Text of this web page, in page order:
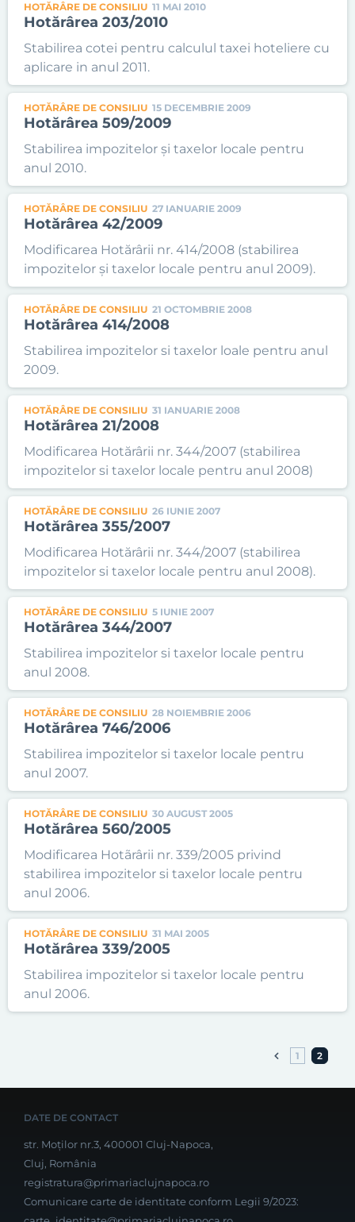
HOTĂRÂRE DE CONSILIU 11 MAI 2010
Hotărârea 203/2010
Stabilirea cotei pentru calculul taxei hoteliere cu
aplicare in anul 2011.
HOTĂRÂRE DE CONSILIU 15 DECEMBRIE 2009
Hotărârea 509/2009
Stabilirea impozitelor şi taxelor locale pentru
anul 2010.
HOTĂRÂRE DE CONSILIU 27 IANUARIE 2009
Hotărârea 42/2009
Modificarea Hotărârii nr. 414/2008 (stabilirea
impozitelor şi taxelor locale pentru anul 2009).
HOTĂRÂRE DE CONSILIU 21 OCTOMBRIE 2008
Hotărârea 414/2008
Stabilirea impozitelor si taxelor loale pentru anul
2009.
HOTĂRÂRE DE CONSILIU 31 IANUARIE 2008
Hotărârea 21/2008
Modificarea Hotărârii nr. 344/2007 (stabilirea
impozitelor si taxelor locale pentru anul 2008)
HOTĂRÂRE DE CONSILIU 26 IUNIE 2007
Hotărârea 355/2007
Modificarea Hotărârii nr. 344/2007 (stabilirea
impozitelor si taxelor locale pentru anul 2008).
HOTĂRÂRE DE CONSILIU 5 IUNIE 2007
Hotărârea 344/2007
Stabilirea impozitelor si taxelor locale pentru
anul 2008.
HOTĂRÂRE DE CONSILIU 28 NOIEMBRIE 2006
Hotărârea 746/2006
Stabilirea impozitelor si taxelor locale pentru
anul 2007.
HOTĂRÂRE DE CONSILIU 30 AUGUST 2005
Hotărârea 560/2005
Modificarea Hotãrârii nr. 339/2005 privind
stabilirea impozitelor si taxelor locale pentru
anul 2006.
HOTĂRÂRE DE CONSILIU 31 MAI 2005
Hotărârea 339/2005
Stabilirea impozitelor si taxelor locale pentru
anul 2006.
1 2
DATE DE CONTACT
str. Moților nr.3, 400001 Cluj-Napoca,
Cluj, România
registratura@primariaclujnapoca.ro
Comunicare carte de identitate conform Legii 9/2023: